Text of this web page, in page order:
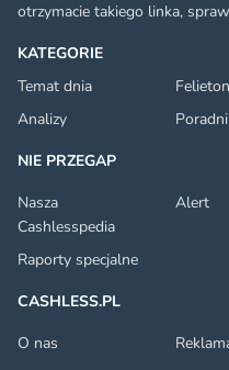
KATEGORIE
Temat dnia
Analizy
NIE PRZEGAP
Nasza
Cashlesspedia
Alert
Raporty specjalne
CASHLESS.PL
O nas
otrzymacie takiego linka,